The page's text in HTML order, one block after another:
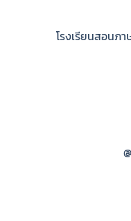
โรงเรียนสอนภา